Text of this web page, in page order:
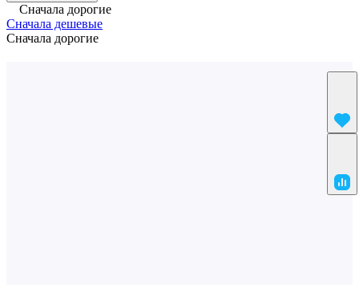
Сначала дорогие
Сначала дешевые
Сначала дорогие